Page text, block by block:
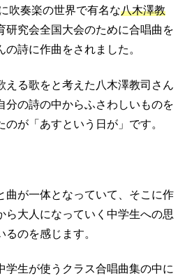
吹奏楽の世界で有名な八木澤教
研究会全国大会のために合唱曲を
詩に作曲をされました。
える歌をと考えた八木澤教司さん
分の詩の中からふさわしいものを
が「あすという日が」です。
曲が一体となっていて、そこに作
ら大人になっていく中学生への思
のを感じます。
学生が使うクラス合唱曲集の中に